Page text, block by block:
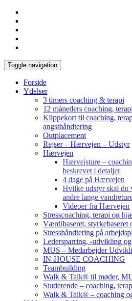
Toggle navigation
Forside
Ydelser
3 timers coaching & terapi
12 måneders coaching,
Klippekort til coaching,
angsthåndtering
Outplacement
Rejser – Hærvejen – Udstyr
Hærvejen
Hærvejsture –
beskrevet i detaljer
4 dage på Hærvejen
Hvilke udstyr skal
andre lange
Videoer fra Hærvejen
Stresscoaching, terapi og
Værdibaseret, styrkebaseret
Stresshåndtering på
Ledersparring, -udvikling
MUS – Medarbejder
IN-HOUSE COACHING
Teambuilding
Walk & Talk® til møder,
Studerende – coaching,
Walk & Talk® – coaching